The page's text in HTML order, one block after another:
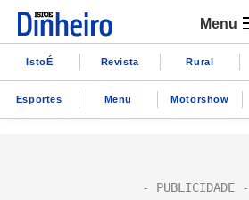
Menu
IstoÉ Revista Rural
Esportes Menu Motorshow